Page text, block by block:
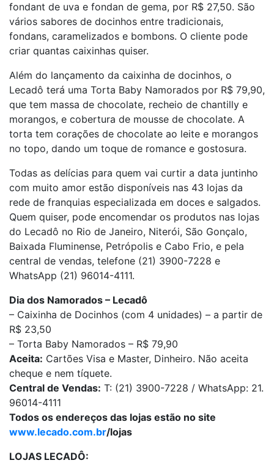
fondant de uva e fondan de gema, por R$ 27,50. São
vários sabores de docinhos entre tradicionais,
fondans, caramelizados e bombons. O cliente pode
criar quantas caixinhas quiser.
Além do lançamento da caixinha de docinhos, o
Lecadô terá uma Torta Baby Namorados por R$ 79,90,
que tem massa de chocolate, recheio de chantilly e
morangos, e cobertura de mousse de chocolate. A
torta tem corações de chocolate ao leite e morangos
no topo, dando um toque de romance e gostosura.
Todas as delícias para quem vai curtir a data juntinho
com muito amor estão disponíveis nas 43 lojas da
rede de franquias especializada em doces e salgados.
Quem quiser, pode encomendar os produtos nas lojas
do Lecadô no Rio de Janeiro, Niterói, São Gonçalo,
Baixada Fluminense, Petrópolis e Cabo Frio, e pela
central de vendas, telefone (21) 3900-7228 e
WhatsApp (21) 96014-4111.
Dia dos Namorados – Lecadô
– Caixinha de Docinhos (com 4 unidades) – a partir de
R$ 23,50
– Torta Baby Namorados – R$ 79,90
Aceita: Cartões Visa e Master, Dinheiro. Não aceita
cheque e nem tíquete.
Central de Vendas: T: (21) 3900-7228 / WhatsApp: 21.
96014-4111
Todos os endereços das lojas estão no site
www.lecado.com.br/lojas
LOJAS LECADÔ: